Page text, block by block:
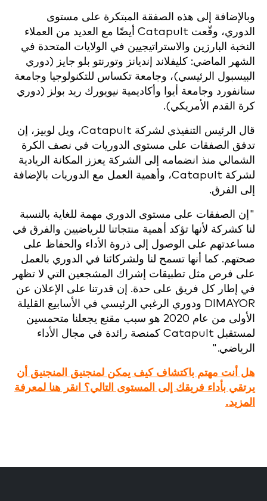
وبالإضافة إلى هذه الصفقة المبتكرة على مستوى
الدوري، وقّعت Catapult أيضًا مع العديد من العملاء
النخبة البارزين والاستراتيجيين في الولايات المتحدة في
الشهر الماضي: كليفلاند إنديانز وتورنتو بلو جايز (دوري
البيسبول الرئيسي)، وجامعة تكساس للتكنولوجيا وجامعة
ستانفورد وجامعة أيوا وأكاديمية نيويورك ريد بولز (دوري
كرة القدم الأمريكي).
قال الرئيس التنفيذي لشركة Catapult، ويل لوبيز، إن
تدفق الصفقات على مستوى الدوريات في نصف الكرة
الشمالي منذ انضمامه إلى الشركة يعزز المكانة الريادية
لشركة Catapult، وأهمية العمل مع الدوريات بالإضافة
إلى الفرق.
"إن الصفقات على مستوى الدوري مهمة للغاية بالنسبة
لنا كشركة لأنها تؤكد أهمية منتجاتنا للرياضيين والفرق في
مساعدتهم على الوصول إلى ذروة الأداء والحفاظ على
صحتهم. كما أنها تسمح لنا ولشركائنا في الدوري بالعمل
على فرص مثل تطبيقات إشراك المشجعين التي لا تظهر
في إطار كل فريق على حدة. إن قدرتنا على الإعلان عن
DIMAYOR ودوري الرغبي الرئيسي في الأسابيع القليلة
الأولى من عام 2020 هو سبب مقنع يجعلنا متحمسين
لمستقبل Catapult كمنصة رائدة في مجال الأداء
الرياضي."
هل أنت مهتم باكتشاف كيف يمكن لمنجنيق المنجنيق أن
يرتقي بأداء فريقك إلى المستوى التالي؟ انقر هنا لمعرفة
المزيد.